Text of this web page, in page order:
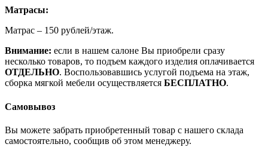
Матрасы:
Матрас – 150 рублей/этаж.
Внимание: если в нашем салоне Вы приобрели сразу
несколько товаров, то подъем каждого изделия оплачивается
ОТДЕЛЬНО. Воспользовавшись услугой подъема на этаж,
сборка мягкой мебели осуществляется БЕСПЛАТНО.
Самовывоз
Вы можете забрать приобретенный товар с нашего склада
самостоятельно, сообщив об этом менеджеру.